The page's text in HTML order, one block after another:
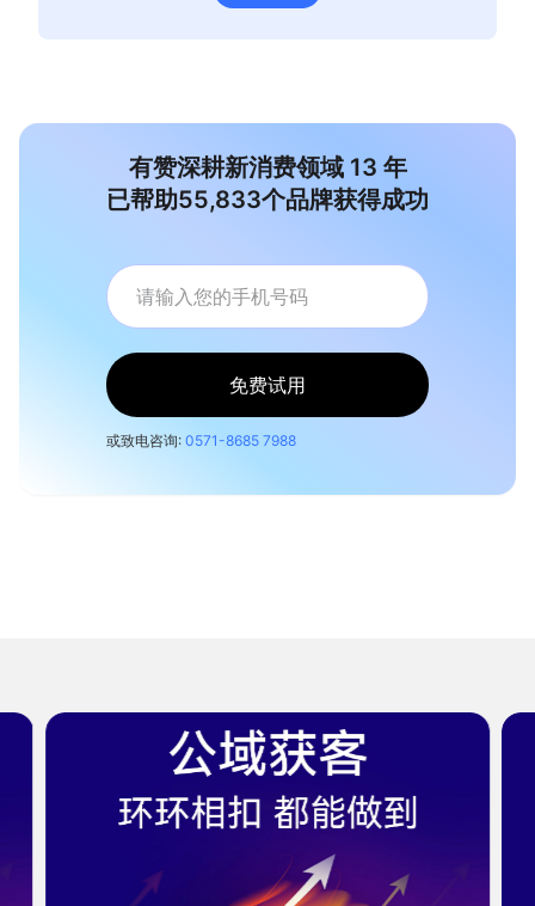
有赞深耕新消费领域 13 年
已帮助55,833个品牌获得成功
免费试用
或致电咨询: 0571-8685 7988